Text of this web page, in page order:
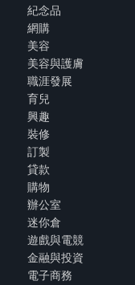
紀念品
網購
美容
美容與護膚
職涯發展
育兒
興趣
裝修
訂製
貸款
購物
辦公室
迷你倉
遊戲與電競
金融與投資
電子商務